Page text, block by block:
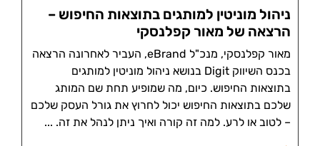
ניהול מוניטין למותגים בתוצאות החיפוש –
הרצאה של מאור קפלנסקי
מאור קפלנסקי, מנכ"ל eBrand, העביר לאחרונה הרצאה
בכנס השיווק Digit בנושא ניהול מוניטין למותגים
בתוצאות החיפוש. כיום, מה שמופיע תחת שם המותג
שלכם בתוצאות החיפוש יכול לחרוץ את גורל העסק שלכם
– לטוב או לרע. למה זה קורה ואיך ניתן לנהל את זה.